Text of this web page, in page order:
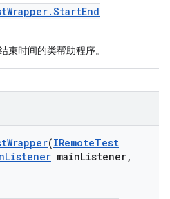
Wrapper.StartEnd
束时间的类帮助程序。
Wrapper(IRemoteTest
Listener mainListener,